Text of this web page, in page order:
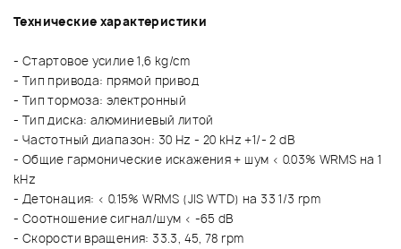
Технические характеристики
- Стартовое усилие 1,6 kg/cm
- Тип привода: прямой привод
- Тип тормоза: электронный
- Тип диска: алюминиевый литой
- Частотный диапазон: 30 Hz - 20 kHz +1/- 2 dB
- Общие гармонические искажения + шум < 0.03% WRMS на 1
kHz
- Детонация: < 0.15% WRMS (JIS WTD) на 33 1/3 rpm
- Соотношение сигнал/шум < -65 dB
- Скорости вращения: 33.3, 45, 78 rpm